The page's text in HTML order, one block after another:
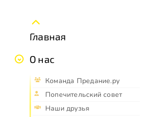
Главная
О нас
Команда Предание.ру
Попечительский совет
Наши друзья